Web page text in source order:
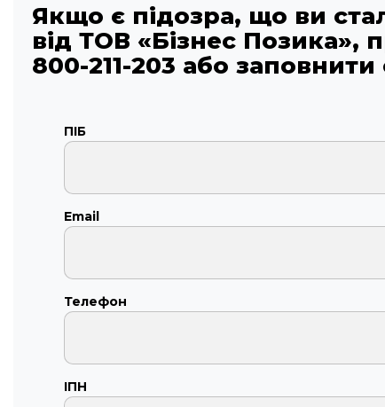
Якщо є підозра, що ви
від ТОВ «Бізнес Позика»,
800-211-203 або
ПІБ
Email
Телефон
ІПН